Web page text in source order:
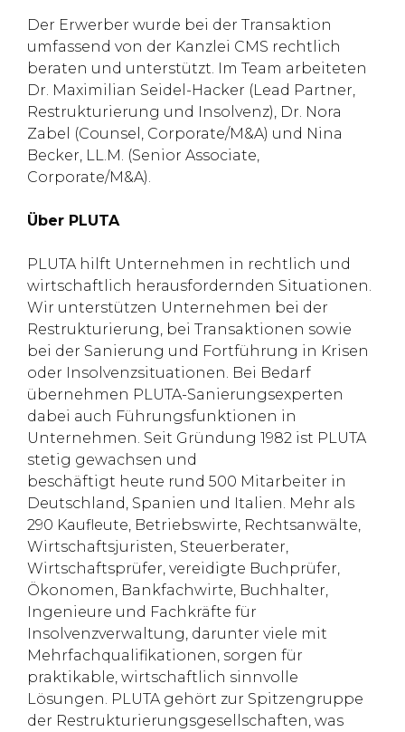
Der Erwerber wurde bei der Transaktion
umfassend von der Kanzlei CMS rechtlich
beraten und unterstützt. Im Team arbeiteten
Dr. Maximilian Seidel-Hacker (Lead Partner,
Restrukturierung und Insolvenz), Dr. Nora
Zabel (Counsel, Corporate/M&A) und Nina
Becker, LL.M. (Senior Associate,
Corporate/M&A).
Über PLUTA
PLUTA hilft Unternehmen in rechtlich und
wirtschaftlich herausfordernden Situationen.
Wir unterstützen Unternehmen bei der
Restrukturierung, bei Transaktionen sowie
bei der Sanierung und Fortführung in Krisen
oder Insolvenzsituationen. Bei Bedarf
übernehmen PLUTA-Sanierungsexperten
dabei auch Führungsfunktionen in
Unternehmen. Seit Gründung 1982 ist PLUTA
stetig gewachsen und
beschäftigt heute rund 500 Mitarbeiter in
Deutschland, Spanien und Italien. Mehr als
290 Kaufleute, Betriebswirte, Rechtsanwälte,
Wirtschaftsjuristen, Steuerberater,
Wirtschaftsprüfer, vereidigte Buchprüfer,
Ökonomen, Bankfachwirte, Buchhalter,
Ingenieure und Fachkräfte für
Insolvenzverwaltung, darunter viele mit
Mehrfachqualifikationen, sorgen für
praktikable, wirtschaftlich sinnvolle
Lösungen. PLUTA gehört zur Spitzengruppe
der Restrukturierungsgesellschaften, was